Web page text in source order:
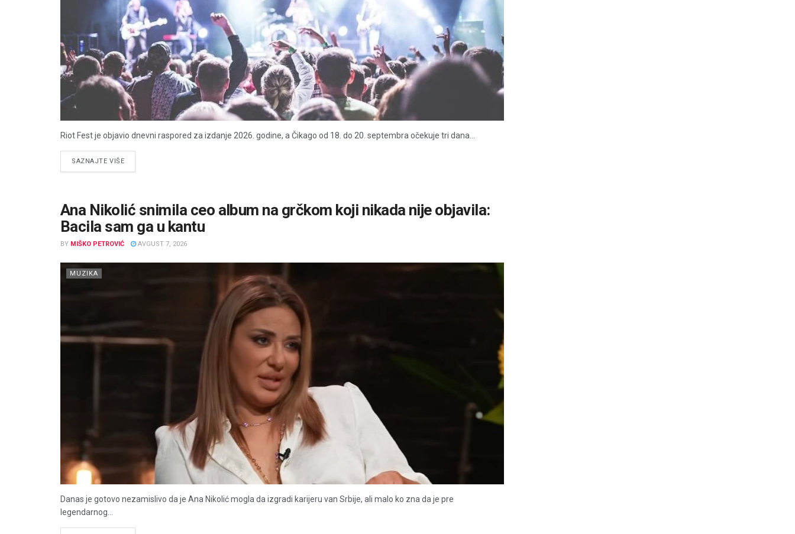
Riot Fest je objavio dnevni raspored za izdanje 2026. godine, a Čikago od 18. do 20. septembra očekuje tri dana...
SAZNAJTE VIŠEDETAILS
Ana Nikolić snimila ceo album na grčkom koji nikada nije objavila:
Bacila sam ga u kantu
BY MIŠKO PETROVIĆ AVGUST 7, 2026
MUZIKA
Danas je gotovo nezamislivo da je Ana Nikolić mogla da izgradi karijeru van Srbije, ali malo ko zna da je pre
legendarnog...